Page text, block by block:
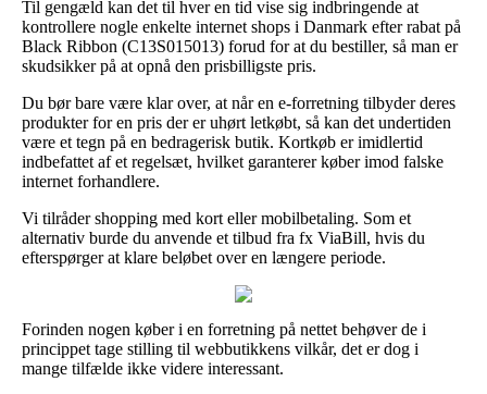
Til gengæld kan det til hver en tid vise sig indbringende at
kontrollere nogle enkelte internet shops i Danmark efter rabat på
Black Ribbon (C13S015013) forud for at du bestiller, så man er
skudsikker på at opnå den prisbilligste pris.
Du bør bare være klar over, at når en e-forretning tilbyder deres
produkter for en pris der er uhørt letkøbt, så kan det undertiden
være et tegn på en bedragerisk butik. Kortkøb er imidlertid
indbefattet af et regelsæt, hvilket garanterer køber imod falske
internet forhandlere.
Vi tilråder shopping med kort eller mobilbetaling. Som et
alternativ burde du anvende et tilbud fra fx ViaBill, hvis du
efterspørger at klare beløbet over en længere periode.
Forinden nogen køber i en forretning på nettet behøver de i
princippet tage stilling til webbutikkens vilkår, det er dog i
mange tilfælde ikke videre interessant.